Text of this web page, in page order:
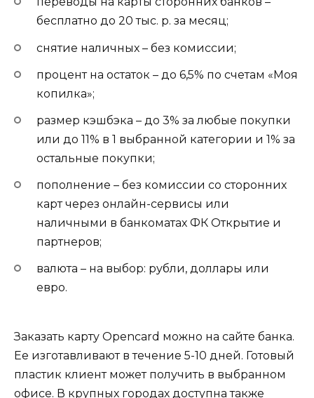
бесплатно до 20 тыс. р. за месяц;
снятие наличных – без комиссии;
процент на остаток – до 6,5% по счетам «Моя
копилка»;
размер кэшбэка – до 3% за любые покупки
или до 11% в 1 выбранной категории и 1% за
остальные покупки;
пополнение – без комиссии со сторонних
карт через онлайн-сервисы или
наличными в банкоматах ФК Открытие и
партнеров;
валюта – на выбор: рубли, доллары или
евро.
Заказать карту Opencard можно на сайте банка.
Ее изготавливают в течение 5-10 дней. Готовый
пластик клиент может получить в выбранном
офисе. В крупных городах доступна также